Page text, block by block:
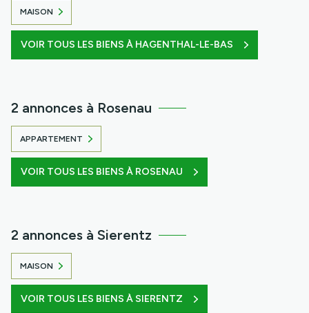
MAISON
VOIR TOUS LES BIENS À HAGENTHAL-LE-BAS
2 annonces à Rosenau
APPARTEMENT
VOIR TOUS LES BIENS À ROSENAU
2 annonces à Sierentz
MAISON
VOIR TOUS LES BIENS À SIERENTZ